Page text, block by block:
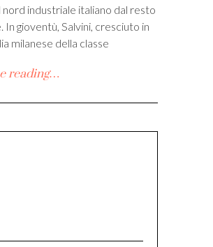
nord industriale italiano dal resto
In gioventù, Salvini, cresciuto in
milanese della classe
reading…